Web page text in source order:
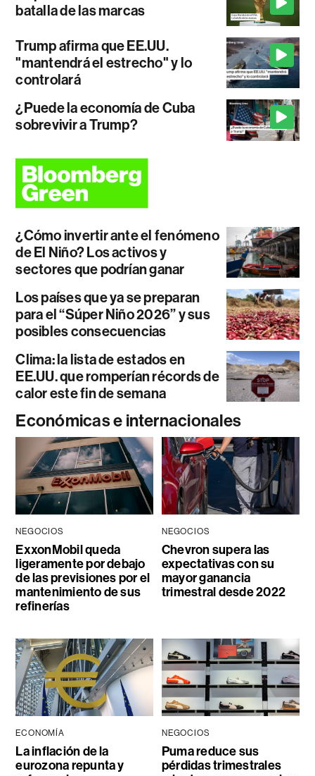
batalla de las marcas
Trump afirma que EE.UU.
"mantendrá el estrecho" y lo
controlará
¿Puede la economía de Cuba
sobrevivir a Trump?
¿Cómo invertir ante el fenómeno
de El Niño? Los activos y
sectores que podrían ganar
Los países que ya se preparan
para el “Súper Niño 2026” y sus
posibles consecuencias
Clima: la lista de estados en
EE.UU. que romperían récords de
calor este fin de semana
Económicas e internacionales
NEGOCIOS
ExxonMobil queda
ligeramente por debajo
de las previsiones por el
mantenimiento de sus
refinerías
NEGOCIOS
Chevron supera las
expectativas con su
mayor ganancia
trimestral desde 2022
ECONOMÍA
La inflación de la
eurozona repunta y
NEGOCIOS
Puma reduce sus
pérdidas trimestrales